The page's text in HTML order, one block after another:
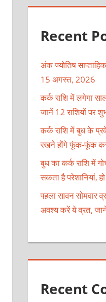
Recent
अंक ज्योतिष
15 अगस्त, 2026
कर्क राशि में लगेगा
जानें 12 राशियों पर
कर्क राशि में बुध के
रखने होंगे फूंक-फूंक
बुध का कर्क राशि में
सकता है परेशानियां,
पहला सावन सोमवार
अवश्य करें ये व्रत,
Recent